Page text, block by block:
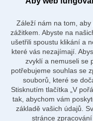
Záleží nám na tom,
zážitkem. Abyste na
ušetřili spoustu klikání a
které vás nezajímají.
zvyklí a nemuseli se
potřebujeme souhlas se
souborů, které se
Stisknutím tlačítka „V
tak, abychom vám
základě vašich údajů.
stránce